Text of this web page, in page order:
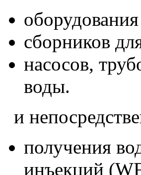
сборников
насосов,
воды.
и
получения
инъекций